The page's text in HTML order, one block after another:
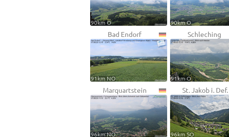
90km O 90km O
Bad Endorf
91km NO
Schleching
91km O
Marquartstein
96km NO
St. Jakob i. Def.
96km SO